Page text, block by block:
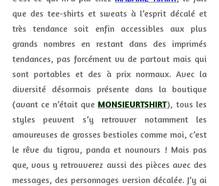
que des tee-shirts et sweats à l’esprit décalé et
très tendance soit enfin accessibles aux plus
grands nombres en restant dans des imprimés
tendances, pas forcément vu de partout mais qui
sont portables et des à prix normaux. Avec la
diversité désormais présente dans la boutique
(avant ce n’était que MONSIEURTSHIRT), tous les
styles peuvent s’y retrouver notamment les
amoureuses de grosses bestioles comme moi, c’est
le rêve du tigrou, panda et nounours ! Mais pas
que, vous y retrouverez aussi des pièces avec des
messages, des personnages version décalée. J’y ai